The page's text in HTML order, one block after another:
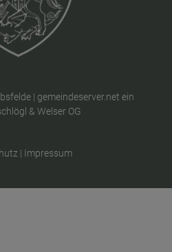
| gemeindeserver.net ein
& Welser OG
| Impressum